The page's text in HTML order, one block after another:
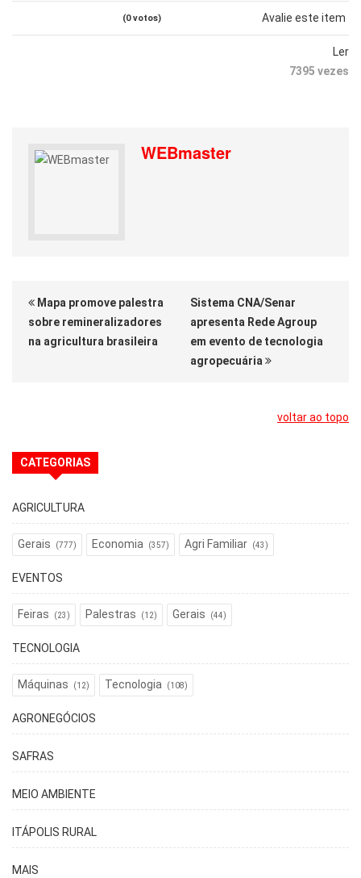
Avalie este item
(0 votos)
Ler
7395 vezes
WEBmaster
Mapa promove palestra
sobre remineralizadores
na agricultura brasileira
Sistema CNA/Senar
apresenta Rede Agroup
em evento de tecnologia
agropecuária
voltar ao topo
CATEGORIAS
AGRICULTURA
Gerais (777) Economia (357) Agri Familiar (43)
EVENTOS
Feiras (23) Palestras (12) Gerais (44)
TECNOLOGIA
Máquinas (12) Tecnologia (108)
AGRONEGÓCIOS
SAFRAS
MEIO AMBIENTE
ITÁPOLIS RURAL
MAIS